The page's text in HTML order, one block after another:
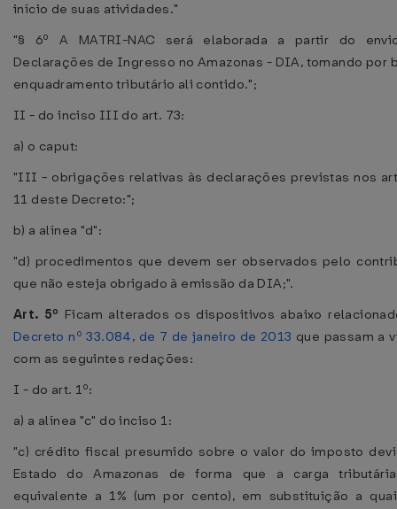
início de suas atividades."
"§ 6º A MATRI-NAC será elaborada a partir do
Declarações de Ingresso no Amazonas - DIA, tomando por
enquadramento tributário ali contido.";
II - do inciso III do art. 73:
a) o caput:
"III - obrigações relativas às declarações previstas nos
11 deste Decreto:";
b) a alínea "d":
"d) procedimentos que devem ser observados pelo
que não esteja obrigado à emissão da DIA;".
Art. 5º Ficam alterados os dispositivos abaixo
Decreto nº 33.084, de 7 de janeiro de 2013 que passam a
com as seguintes redações:
I - do art. 1º:
a) a alínea "c" do inciso 1:
"c) crédito fiscal presumido sobre o valor do imposto
Estado do Amazonas de forma que a carga
equivalente a 1% (um por cento), em substituição a